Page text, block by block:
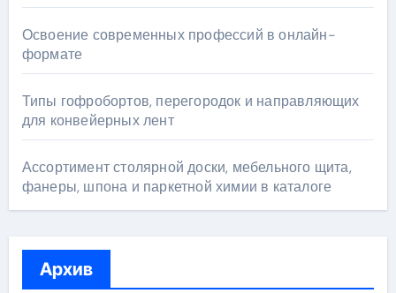
Освоение современных профессий в онлайн-
формате
Типы гофробортов, перегородок и направляющих
для конвейерных лент
Ассортимент столярной доски, мебельного щита,
фанеры, шпона и паркетной химии в каталоге
Архив